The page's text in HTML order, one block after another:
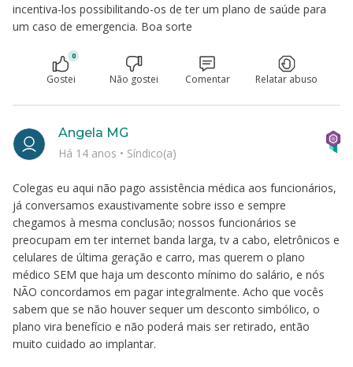
incentiva-los possibilitando-os de ter um plano de saúde para
um caso de emergencia. Boa sorte
0
Gostei Não gostei Comentar Relatar abuso
Colegas eu aqui não pago assistência médica aos funcionários,
já conversamos exaustivamente sobre isso e sempre
chegamos à mesma conclusão; nossos funcionários se
preocupam em ter internet banda larga, tv a cabo, eletrônicos e
celulares de última geração e carro, mas querem o plano
médico SEM que haja um desconto mínimo do salário, e nós
NÃO concordamos em pagar integralmente. Acho que vocês
sabem que se não houver sequer um desconto simbólico, o
plano vira benefício e não poderá mais ser retirado, então
muito cuidado ao implantar.
Angela MG
Há 14 anos • Síndico(a)